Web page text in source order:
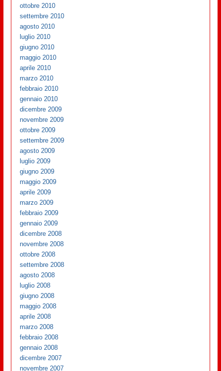
ottobre 2010
settembre 2010
agosto 2010
luglio 2010
giugno 2010
maggio 2010
aprile 2010
marzo 2010
febbraio 2010
gennaio 2010
dicembre 2009
novembre 2009
ottobre 2009
settembre 2009
agosto 2009
luglio 2009
giugno 2009
maggio 2009
aprile 2009
marzo 2009
febbraio 2009
gennaio 2009
dicembre 2008
novembre 2008
ottobre 2008
settembre 2008
agosto 2008
luglio 2008
giugno 2008
maggio 2008
aprile 2008
marzo 2008
febbraio 2008
gennaio 2008
dicembre 2007
novembre 2007